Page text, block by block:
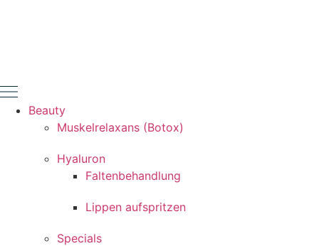
Beauty
Muskelrelaxans (Botox)
Hyaluron
Faltenbehandlung
Lippen aufspritzen
Specials